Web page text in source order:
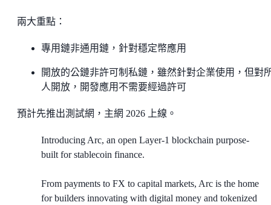
兩大重點：
專用鏈非通用鏈，針對穩定幣應用
開放的公鏈非許可制私鏈，雖然針對企業使用，但對
人開放，開發應用不需要經過許可
預計先推出測試網，主網 2026 上線。
Introducing Arc, an open Layer-1 blockchain purpose-
built for stablecoin finance.
From payments to FX to capital markets, Arc is the home
for builders innovating with digital money and tokenized